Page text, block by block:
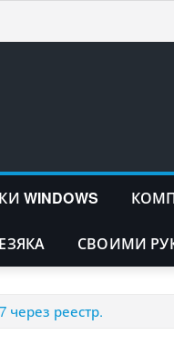
WINDOWS
СВОИМИ
через реестр.